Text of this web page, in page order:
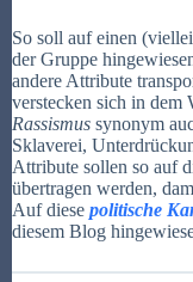
So soll auf einen
der Gruppe
andere Attribute
verstecken sich in dem
Rassismus synonym
Sklaverei,
Attribute sollen so auf
übertragen werden,
Auf diese politische
diesem Blog